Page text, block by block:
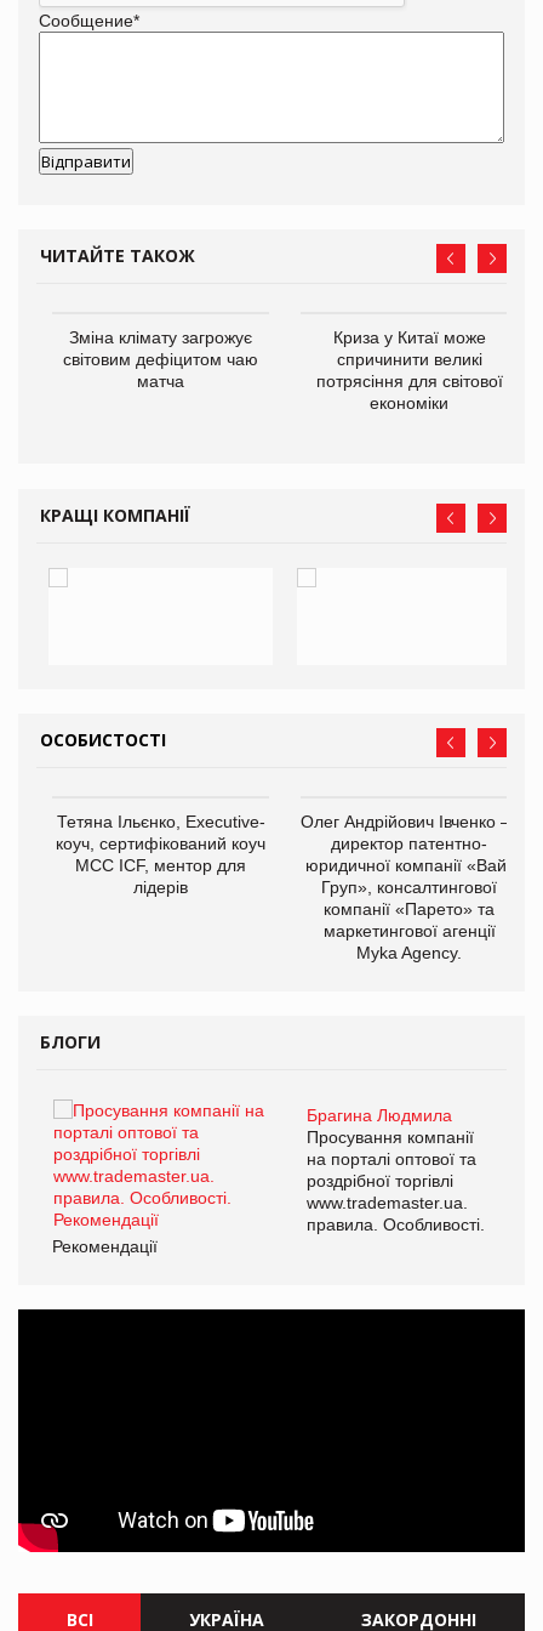
Сообщение*
ЧИТАЙТЕ ТАКОЖ
Зміна клімату загрожує
світовим дефіцитом чаю
матча
Криза у Китаї може
спричинити великі
потрясіння для світової
економіки
КРАЩІ КОМПАНІЇ
ОСОБИСТОСТІ
Тетяна Ільєнко, Executive-
коуч, сертифікований коуч
МСС ICF, ментор для
лідерів
Олег Андрійович Івченко —
директор патентно-
юридичної компанії «Вайз
Груп», консалтингової
компанії «Парето» та
маркетингової агенції
Myka Agency.
БЛОГИ
Брагина Людмила
Просування компанії
на порталі оптової та
роздрібної торгівлі
www.trademaster.ua.
правила. Особливості.
Рекомендації
ВСІ УКРАЇНА ЗАКОРДОННІ